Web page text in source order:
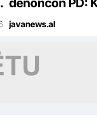
denoncon PD:
pranë zonave
javanews.al